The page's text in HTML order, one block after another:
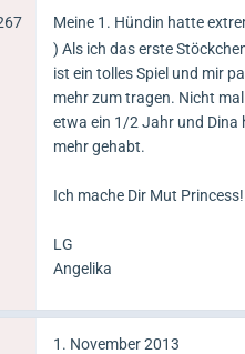
Meine 1. Hündin hatte
) Als ich das erste
ist ein tolles Spiel und mir
mehr zum tragen. Nicht
etwa ein 1/2 Jahr und Dina
mehr gehabt.
Ich mache Dir Mut
LG
Angelika
1. November 2013